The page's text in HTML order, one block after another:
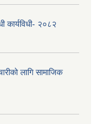
कार्यविधी- २०८२
लागि सामाजिक